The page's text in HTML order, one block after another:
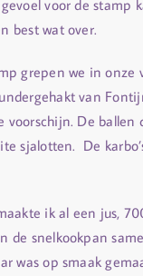
voor de stamp
best wat over.
grepen we in onze
van
voorschijn. De ballen
sjalotten. De
ik al een jus,
de snelkookpan
was op smaak